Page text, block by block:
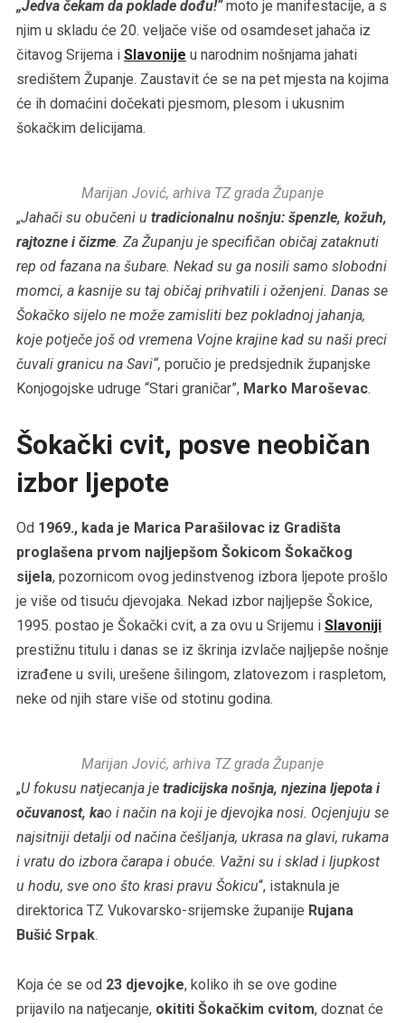
„Jedva čekam da poklade dođu!“moto je manifestacije, a s
njim u skladu će 20. veljače više od osamdeset jahača iz
čitavog Srijema i Slavonije u narodnim nošnjama jahati
središtem Županje. Zaustavit će se na pet mjesta na kojima
će ih domaćini dočekati pjesmom, plesom i ukusnim
šokačkim delicijama.
Marijan Jović, arhiva TZ grada Županje
„Jahači su obučeni u tradicionalnu nošnju: špenzle, kožuh,
rajtozne i čizme. Za Županju je specifičan običaj zataknuti
rep od fazana na šubare. Nekad su ga nosili samo slobodni
momci, a kasnije su taj običaj prihvatili i oženjeni. Danas se
Šokačko sijelo ne može zamisliti bez pokladnoj jahanja,
koje potječe još od vremena Vojne krajine kad su naši preci
čuvali granicu na Savi“, poručio je predsjednik županjske
Konjogojske udruge “Stari graničar”, Marko Maroševac.
Šokački cvit, posve neobičan
izbor ljepote
Od 1969., kada je Marica Parašilovac iz Gradišta
proglašena prvom najljepšom Šokicom Šokačkog
sijela, pozornicom ovog jedinstvenog izbora ljepote prošlo
je više od tisuću djevojaka. Nekad izbor najljepše Šokice,
1995. postao je Šokački cvit, a za ovu u Srijemu i Slavoniji
prestižnu titulu i danas se iz škrinja izvlače najljepše nošnje
izrađene u svili, urešene šilingom, zlatovezom i raspletom,
neke od njih stare više od stotinu godina.
Marijan Jović, arhiva TZ grada Županje
„U fokusu natjecanja je tradicijska nošnja, njezina ljepota i
očuvanost, kao i način na koji je djevojka nosi. Ocjenjuju se
najsitniji detalji od načina češljanja, ukrasa na glavi, rukama
i vratu do izbora čarapa i obuće. Važni su i sklad i ljupkost
u hodu, sve ono što krasi pravu Šokicu“, istaknula je
direktorica TZ Vukovarsko-srijemske županije Rujana
Bušić Srpak.
Koja će se od 23 djevojke, koliko ih se ove godine
prijavilo na natjecanje, okititi Šokačkim cvitom, doznat će